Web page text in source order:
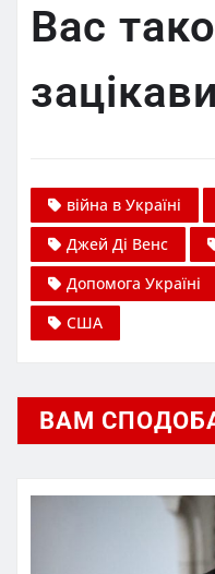
Вас
війна в Україні
Джей Ді Венс
Допомога Україні
США
ВАМ